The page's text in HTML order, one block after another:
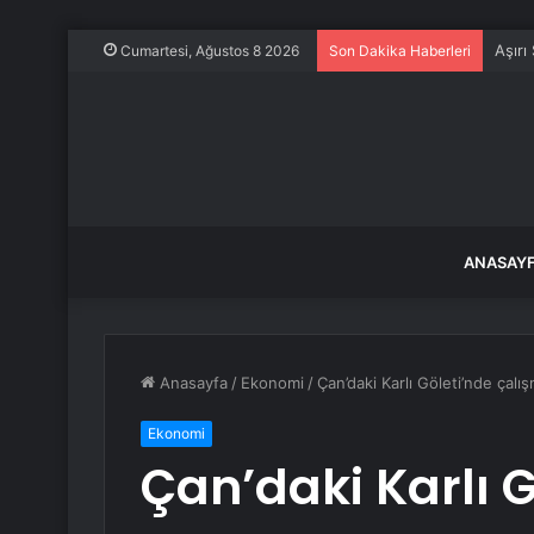
Cumartesi, Ağustos 8 2026 Son Dakika Haberleri
Anasayfa / Ekonomi / Çan’daki Karlı Göleti’nde
Ekonomi
Çan’daki Karlı